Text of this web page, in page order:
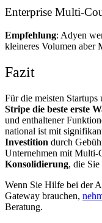
Enterprise Multi-
Empfehlung: Adyen
kleineres Volumen aber
Fazit
Für die meisten
Stripe die beste erste
und enthaltener
national ist mit
Investition durch
Unternehmen mit Multi-
Konsolidierung, die Sie
Wenn Sie Hilfe bei der
Gateway brauchen,
Beratung.